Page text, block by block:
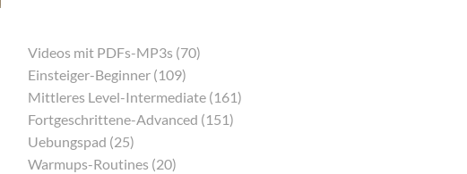
Videos mit PDFs-MP3s (70)
Einsteiger-Beginner (109)
Mittleres Level-Intermediate (161)
Fortgeschrittene-Advanced (151)
Uebungspad (25)
Warmups-Routines (20)